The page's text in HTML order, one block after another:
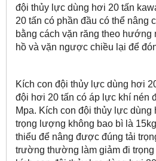
đội thủy lực dùng hơi 20 tấn
20 tấn có phần đầu có thể nâng
bằng cách vặn răng theo
hồ và vặn ngược chiều lại để
Kích con đội thủy lực dùng hơi
đội hơi 20 tấn có áp lực khí nén
Mpa. Kích con đội thủy lực
trọng lượng không bao bì là
thiểu để nâng được đúng tải
trường thường làm giảm đi